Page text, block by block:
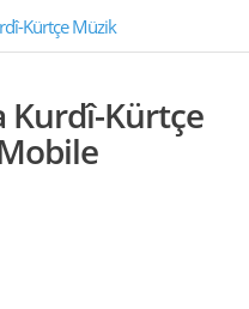
Kürtçe Müzik
Kurdî-Kürtçe